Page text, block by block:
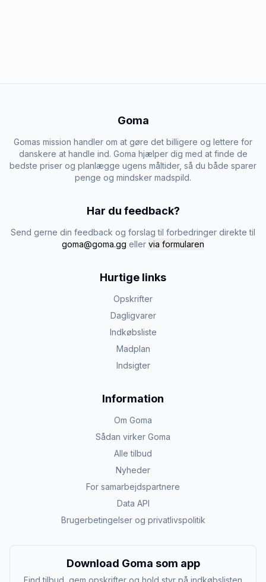
Goma
Gomas mission handler om at gøre det billigere og lettere for
danskere at handle ind. Goma hjælper dig med at finde de
bedste priser og planlægge ugens måltider, så du både sparer
penge og mindsker madspild.
Har du feedback?
Send gerne din feedback og forslag til forbedringer direkte til
goma@goma.gg eller via formularen
Hurtige links
Opskrifter
Dagligvarer
Indkøbsliste
Madplan
Indsigter
Information
Om Goma
Sådan virker Goma
Alle tilbud
Nyheder
For samarbejdspartnere
Data API
Brugerbetingelser og privatlivspolitik
Download Goma som app
Find tilbud, gem opskrifter og hold styr på indkøbslisten